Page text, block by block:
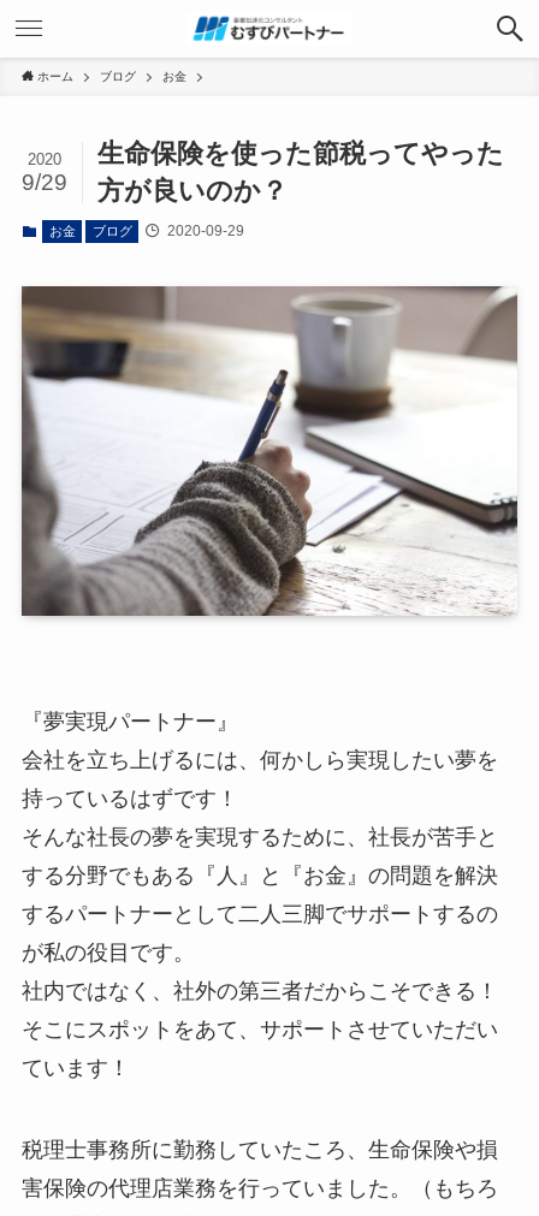
ホーム ブログ お金
生命保険を使った節税ってやった
方が良いのか？
2020
9/29
お金 ブログ 2020-09-29
『夢実現パートナー』
会社を立ち上げるには、何かしら実現したい夢を
持っているはずです！
そんな社長の夢を実現するために、社長が苦手と
する分野でもある『人』と『お金』の問題を解決
するパートナーとして二人三脚でサポートするの
が私の役目です。
社内ではなく、社外の第三者だからこそできる！
そこにスポットをあて、サポートさせていただい
ています！
税理士事務所に勤務していたころ、生命保険や損
害保険の代理店業務を行っていました。（もちろ